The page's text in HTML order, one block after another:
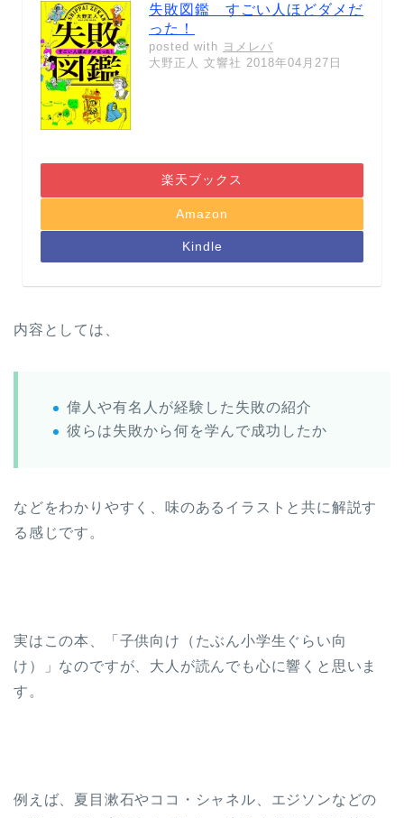
失敗図鑑 すごい人ほどダメだ
った！
posted with ヨメレバ
大野正人 文響社 2018年04月27日
楽天ブックス
Amazon
Kindle
内容としては、
偉人や有名人が経験した失敗の紹介
彼らは失敗から何を学んで成功したか
などをわかりやすく、味のあるイラストと共に解説す
る感じです。
実はこの本、「子供向け（たぶん小学生ぐらい向
け）」なのですが、大人が読んでも心に響くと思いま
す。
例えば、夏目漱石やココ・シャネル、エジソンなどの